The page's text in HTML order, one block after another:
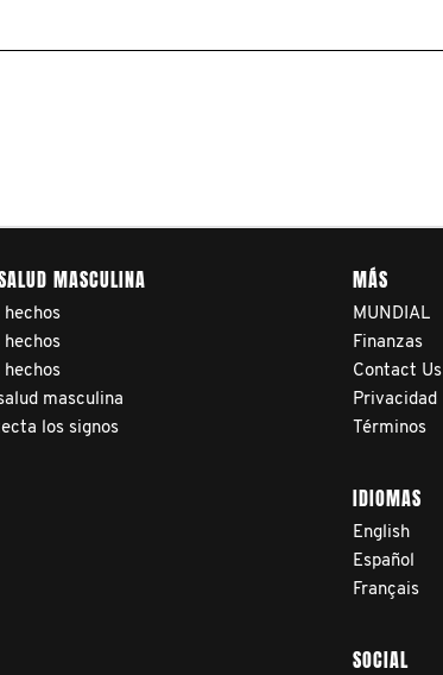
MASCULINA
hechos
hechos
hechos
masculina
los signos
MÁS
MUNDIAL
Finanzas
Contact Us
Privacidad
Términos
IDIOMAS
English
Español
Français
SOCIAL